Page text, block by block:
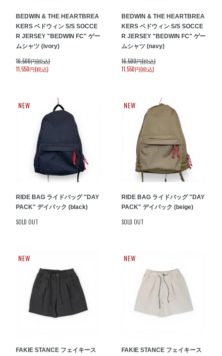
BEDWIN & THE HEARTBREA
KERS ベドウィン S/S SOCCE
R JERSEY "BEDWIN FC" ゲー
ムシャツ (ivory)
16,500円(税込)
11,550円(税込)
BEDWIN & THE HEARTBREA
KERS ベドウィン S/S SOCCE
R JERSEY "BEDWIN FC" ゲー
ムシャツ (navy)
16,500円(税込)
11,550円(税込)
NEW
RIDE BAG ライドバッグ "DAY
PACK" デイパック (black)
SOLD OUT
NEW
RIDE BAG ライドバッグ "DAY
PACK" デイパック (beige)
SOLD OUT
NEW
FAKIE STANCE フェイキース
NEW
FAKIE STANCE フェイキース